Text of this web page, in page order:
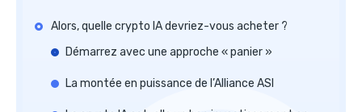
Alors, quelle crypto IA devriez-vous acheter ?
Démarrez avec une approche « panier »
La montée en puissance de l’Alliance ASI